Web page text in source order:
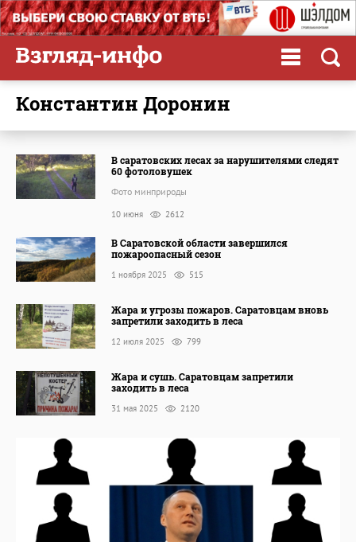
Константин Доронин
В саратовских лесах за нарушителями следят
60 фотоловушек
Фото минприроды
10 июня 2612
В Саратовской области завершился
пожароопасный сезон
1 ноября 2025 515
Жара и угрозы пожаров. Саратовцам вновь
запретили заходить в леса
12 июля 2025 799
Жара и сушь. Саратовцам запретили
заходить в леса
31 мая 2025 2120